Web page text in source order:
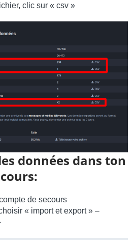
clic sur « csv »
données dans ton
de secours
« import et export » –